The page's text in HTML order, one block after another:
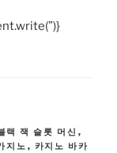
랙 잭 슬롯 머신 ,
지노 , 카지노 바카